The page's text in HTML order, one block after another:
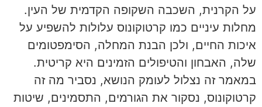
על הקרנית, השכבה השקופה הקדמית של העין.
מחלות עיניים כמו קרטוקונוס עלולות להשפיע על
איכות החיים, ולכן הבנת המחלה, הסימפטומים
שלה, האבחון והטיפולים הזמינים היא קריטית.
במאמר זה נצלול לעומק הנושא, נסביר מה זה
קרטוקונוס, נסקור את הגורמים, התסמינים, שיטות